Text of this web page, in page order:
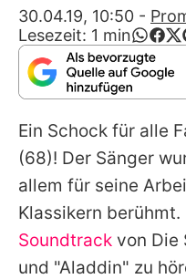
App
30.04.19, 10:50 -
Lesezeit: 1 min
Ein Schock für alle
(68)! Der Sänger
allem für seine
Klassikern berühmt.
Soundtrack von Die
und "Aladdin" zu